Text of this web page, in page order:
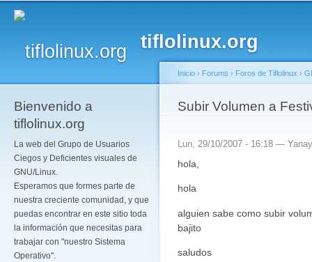
tiflolinux.org
Bienvenido a
tiflolinux.org
La web del Grupo de Usuarios
Ciegos y Deficientes visuales de
GNU/Linux.
Esperamos que formes parte de
nuestra creciente comunidad, y que
puedas encontrar en este sitio toda
la información que necesitas para
trabajar con "nuestro Sistema
Operativo".
Se encuentra usted
Inicio › Forums › Foros de Tiflolinux ›
Subir Volumen a
Lun, 29/10/2007 - 16:18 — Yanay
hola,
hola
alguien sabe como subir
bajito
saludos